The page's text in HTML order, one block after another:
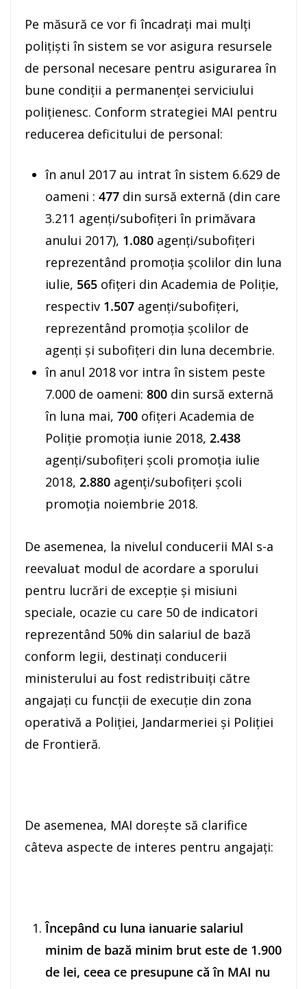
Pe măsură ce vor fi încadrați mai mulți
polițiști în sistem se vor asigura resursele
de personal necesare pentru asigurarea în
bune condiții a permanenței serviciului
polițienesc. Conform strategiei MAI pentru
reducerea deficitului de personal:
în anul 2017 au intrat în sistem 6.629 de
oameni : 477 din sursă externă (din care
3.211 agenți/subofițeri în primăvara
anului 2017), 1.080 agenți/subofițeri
reprezentând promoția școlilor din luna
iulie, 565 ofițeri din Academia de Poliție,
respectiv 1.507 agenți/subofițeri,
reprezentând promoția școlilor de
agenți și subofițeri din luna decembrie.
în anul 2018 vor intra în sistem peste
7.000 de oameni: 800 din sursă externă
în luna mai, 700 ofițeri Academia de
Poliție promoția iunie 2018, 2.438
agenți/subofițeri școli promoția iulie
2018, 2.880 agenți/subofițeri școli
promoția noiembrie 2018.
De asemenea, la nivelul conducerii MAI s-a
reevaluat modul de acordare a sporului
pentru lucrări de excepție și misiuni
speciale, ocazie cu care 50 de indicatori
reprezentând 50% din salariul de bază
conform legii, destinați conducerii
ministerului au fost redistribuiți către
angajați cu funcții de execuție din zona
operativă a Poliției, Jandarmeriei și Poliției
de Frontieră.
De asemenea, MAI dorește să clarifice
câteva aspecte de interes pentru angajați:
Începând cu luna ianuarie salariul
minim de bază minim brut este de 1.900
de lei, ceea ce presupune că în MAI nu